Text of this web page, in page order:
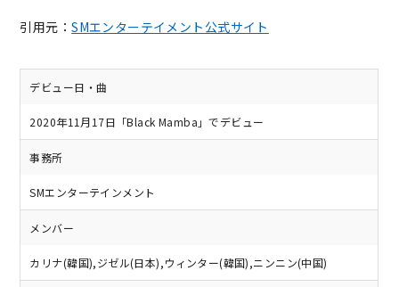
引用元：SMエンターテイメント公式サイト
デビュー日・曲
2020年11月17日「Black Mamba」でデビュー
事務所
SMエンターテインメント
メンバー
カリナ(韓国),ジゼル(日本),ウィンター(韓国),ニンニン(中国)